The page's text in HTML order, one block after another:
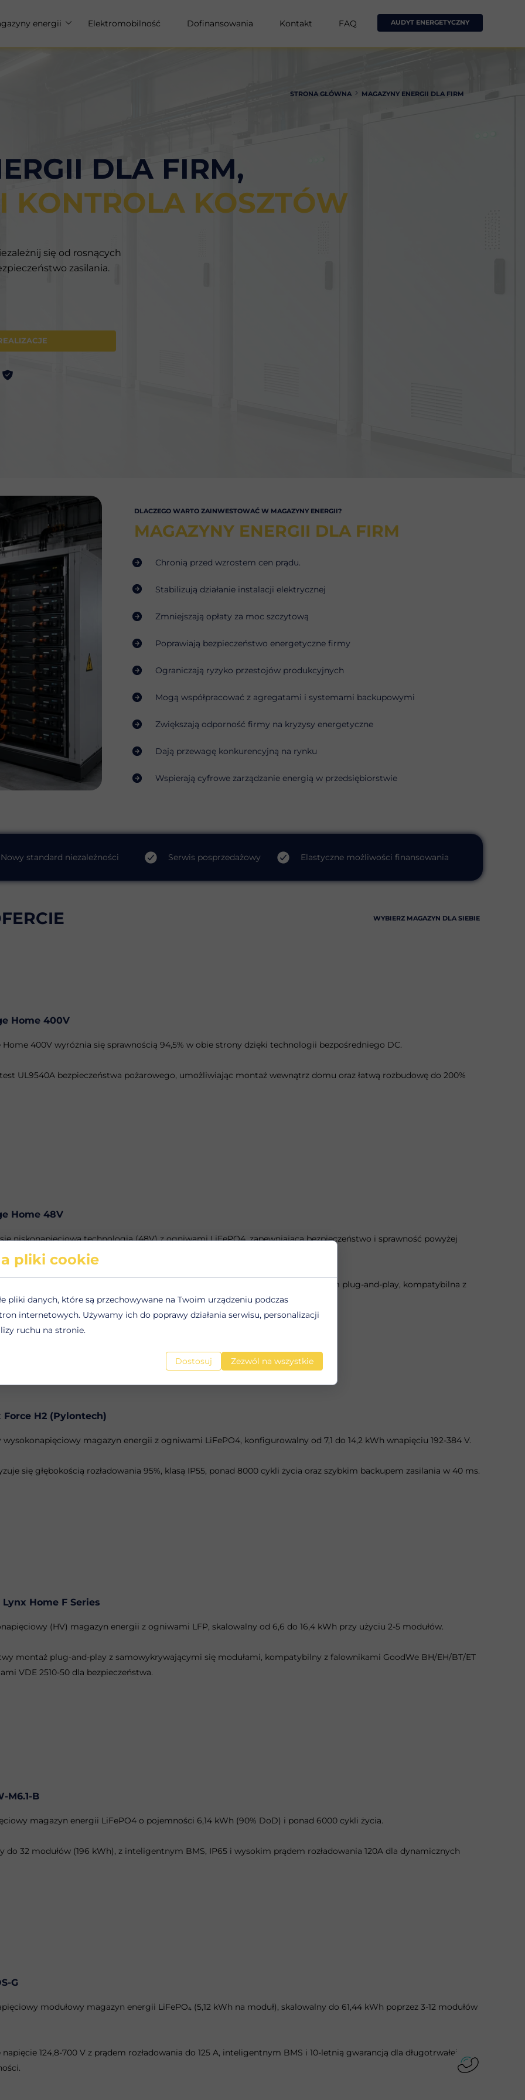
energii
energii dla domu
Elektromobilność Dofinansowania Kontakt FAQ AUDYT ENERGETYCZNY
DLA FIRM,
KONTROLA KOSZTÓW
się od rosnących
zasilania.
STRONA GŁÓWNA MAGAZYNY ENERGII DLA FIRM
Serwis posprzedażowy Elastyczne możliwości finansowania
Nowy standard niezależności
WYBIERZ MAGAZYN DLA SIEBIE
Wspierają cyfrowe zarządzanie energią w przedsiębiorstwie
Dają przewagę konkurencyjną na rynku
Zwiększają odporność firmy na kryzysy energetyczne
Mogą współpracować z agregatami i systemami backupowymi
Ograniczają ryzyko przestojów produkcyjnych
Poprawiają bezpieczeństwo energetyczne firmy
Zmniejszają opłaty za moc szczytową
Stabilizują działanie instalacji elektrycznej
Chronią przed wzrostem cen prądu.
MAGAZYNY ENERGII DLA FIRM
DLACZEGO WARTO ZAINWESTOWAĆ W MAGAZYNY ENERGII?
G
modułowy magazyn energii LiFePO₄ (5,12 kWh na moduł), skalowalny do 61,44 kWh poprzez 3-12 modułów
napięcie 124,8-700 V z prądem rozładowania do 125 A, inteligentnym BMS i 10-letnią gwarancją dla długotrwałej
M6.1-B
magazyn energii LiFePO4 o pojemności 6,14 kWh (90% DoD) i ponad 6000 cykli życia.
do 32 modułów (196 kWh), z inteligentnym BMS, IP65 i wysokim prądem rozładowania 120A dla dynamicznych
Lynx Home F Series
(HV) magazyn energii z ogniwami LFP, skalowalny od 6,6 do 16,4 kWh przy użyciu 2-5 modułów.
montaż plug-and-play z samowykrywającymi się modułami, kompatybilny z falownikami GoodWe BH/EH/BT/ET
VDE 2510-50 dla bezpieczeństwa.
Force H2 (Pylontech)
wysokonapięciowy magazyn energii z ogniwami LiFePO4, konfigurowalny od 7,1 do 14,2 kWh wnapięciu 192-384 V.
się głębokością rozładowania 95%, klasą IP55, ponad 8000 cykli życia oraz szybkim backupem zasilania w 40 ms.
Home 48V
niskonapięciową technologią (48V) z ogniwami LiFePO4, zapewniającą bezpieczeństwo i sprawność powyżej
konstrukcja pozwala na łatwą rozbudowę do 5 modułów (do 23 kWh) z montażem plug-and-play, kompatybilna z
SolarEdge Home.
Home 400V
Home 400V wyróżnia się sprawnością 94,5% w obie strony dzięki technologii bezpośredniego DC.
test UL9540A bezpieczeństwa pożarowego, umożliwiając montaż wewnątrz domu oraz łatwą rozbudowę do 200%
pliki cookie
pliki danych, które są przechowywane na Twoim urządzeniu podczas
internetowych. Używamy ich do poprawy działania serwisu, personalizacji
ruchu na stronie.
Dostosuj Zezwól na wszystkie